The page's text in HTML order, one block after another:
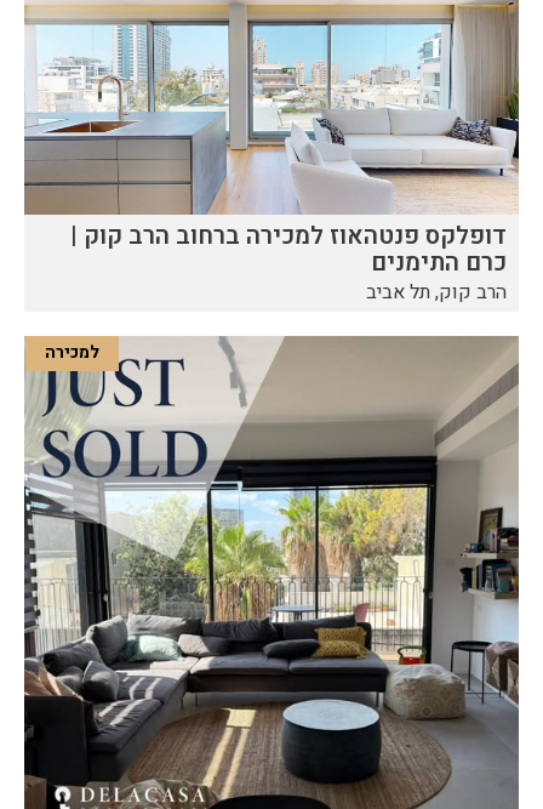
דופלקס פנטהאוז למכירה ברחוב הרב קוק |
כרם התימנים
הרב קוק, תל אביב
למכירה